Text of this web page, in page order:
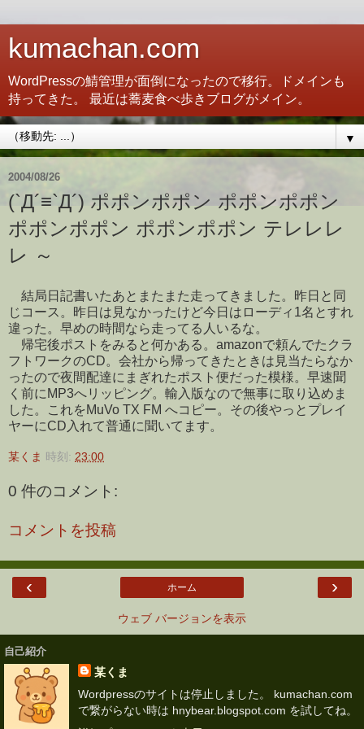
kumachan.com
WordPressの鯖管理が面倒になったので移行。ドメインも
持ってきた。 最近は蕎麦食べ歩きブログがメイン。
▼
2004/08/26
(`Д´≡`Д´) ポポンポポン ポポンポポン
ポポンポポン ポポンポポン テレレレ
レ ～
結局日記書いたあとまたまた走ってきました。昨日と同
じコース。昨日は見なかったけど今日はローディ1名とすれ
違った。早めの時間なら走ってる人いるな。
帰宅後ポストをみると何かある。amazonで頼んでたクラ
フトワークのCD。会社から帰ってきたときは見当たらなか
ったので夜間配達にまぎれたポスト便だった模様。早速聞
く前にMP3へリッピング。輸入版なので無事に取り込めま
した。これをMuVo TX FM へコピー。その後やっとプレイ
ヤーにCD入れて普通に聞いてます。
某くま 時刻: 23:00
0 件のコメント:
コメントを投稿
‹ ›
ホーム
ウェブ バージョンを表示
自己紹介
某くま
Wordpressのサイトは停止しました。 kumachan.com
で繋がらない時は hnybear.blogspot.com を試してね。